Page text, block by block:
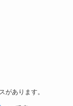
があります。